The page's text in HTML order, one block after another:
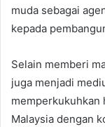
muda sebagai
kepada
Selain memberi
juga menjadi
memperkukuhkan
Malaysia dengan